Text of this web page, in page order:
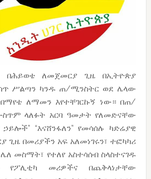
በሕይወቴ ለመጀመርያ ጊዜ በኢትዮጵያ
ሥልጣን ካንዱ ጠ/ሚንስትር ወደ ሌላው
በማየቴ ለማመን እየተቸገርኩኝ ነው። በጠ/
ላለፉት አርባ ዓመታት የለመድናቸው
ኃይሎች” “እናሸንፋለን” የመሳሰሉ ካድሬያዊ
ጊዜ በመሪያችን አፍ አለመነገሩን፣ ተፎካካሪ
መስማት፣ የተለየ አስተሳሰብ ስላስተናገዱ
የፖሊቲካ መሪዎችና በጨቅላነታቸው